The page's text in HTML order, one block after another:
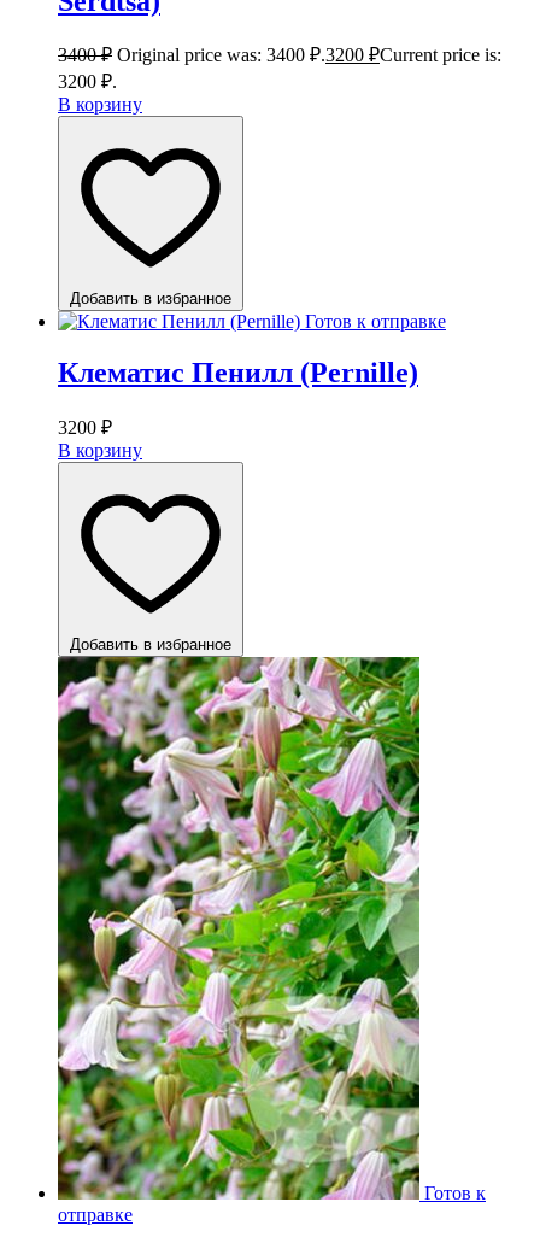
3400₽ Original price was: 3400 ₽.3200 ₽Current price is:
3200 ₽.
В корзину
Добавить в избранное
Готов к отправке
Клематис Пенилл (Pernille)
3200 ₽
В корзину
Добавить в избранное
Готов к
отправке